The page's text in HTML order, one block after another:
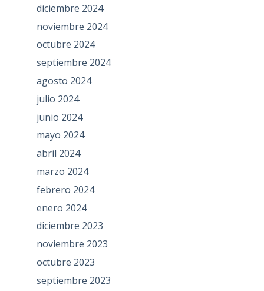
diciembre 2024
noviembre 2024
octubre 2024
septiembre 2024
agosto 2024
julio 2024
junio 2024
mayo 2024
abril 2024
marzo 2024
febrero 2024
enero 2024
diciembre 2023
noviembre 2023
octubre 2023
septiembre 2023